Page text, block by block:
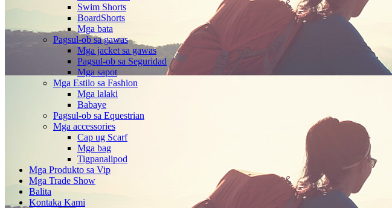
Swim Shorts
BoardShorts
Mga bata
Pagsul-ob sa gawas
Mga jacket sa gawas
Pagsul-ob sa Seguridad
Mga sapot
Mga Estilo sa Fashion
Mga lalaki
Babaye
Pagsul-ob sa Equestrian
Mga accessories
Cap ug Scarf
Mga bag
Tigpanalipod
Mga Produkto sa Vip
Mga Trade Show
Balita
Kontaka Kami